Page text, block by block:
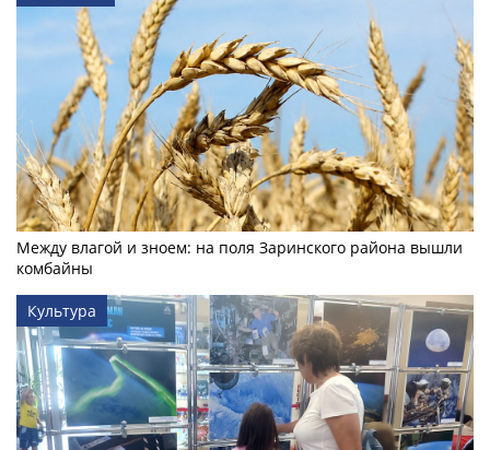
Между влагой и зноем: на поля Заринского района вышли
комбайны
Культура